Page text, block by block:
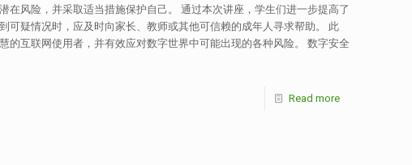
风险，并采取适当措施保护自己。 通过本次讲座，学生们进一步提高了
疑情况时，应及时向家长、教师或其他可信赖的成年人寻求帮助。 此
互联网使用者，并有效应对数字世界中可能出现的各种风险。 数字安全
Read more